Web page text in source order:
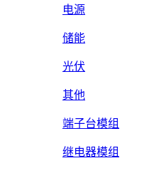
电源
储能
光伏
其他
端子台模组
继电器模组